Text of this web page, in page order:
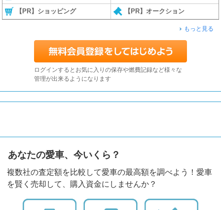
【PR】ショッピング 【PR】オークション
もっと見る
ログインするとお気に入りの保存や燃費記録など様々な
管理が出来るようになります
あなたの愛車、今いくら？
複数社の査定額を比較して愛車の最高額を調べよう！愛車
を賢く売却して、購入資金にしませんか？